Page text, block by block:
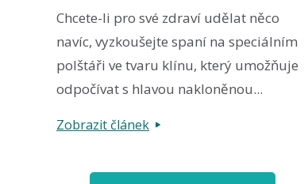
Chcete-li pro své zdraví udělat něco
navíc, vyzkoušejte spaní na speciálním
polštáři ve tvaru klínu, který umožňuje
odpočívat s hlavou nakloněnou...
Zobrazit článek